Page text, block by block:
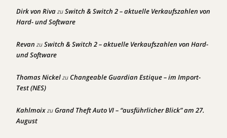
Dirk von RivazuSwitch & Switch 2 – aktuelle Verkaufszahlen von
Hard- und Software
Revan zuSwitch & Switch 2 – aktuelle Verkaufszahlen von Hard-
und Software
Thomas NickelzuChangeable Guardian Estique – im Import-
Test (NES)
KahlmoixzuGrand Theft Auto VI – “ausführlicher Blick” am 27.
August